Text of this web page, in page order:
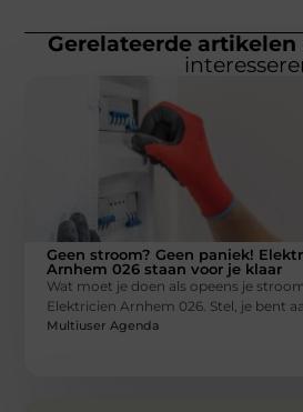
Gerelateerde artikelen
Geen stroom? Geen paniek!
Arnhem 026 staan voor je klaar
Wat moet je doen als opeens je
Elektricien Arnhem 026. Stel, je bent
Multiuser Agenda